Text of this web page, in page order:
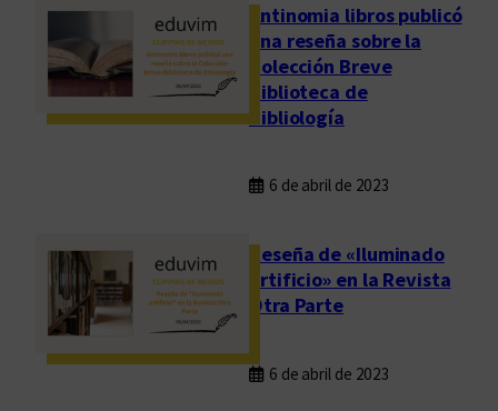
Antinomia libros publicó
una reseña sobre la
Colección Breve
Biblioteca de
Bibliología
6 de abril de 2023
Reseña de «Iluminado
artificio» en la Revista
Otra Parte
6 de abril de 2023